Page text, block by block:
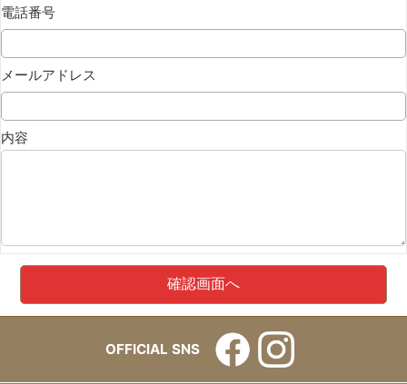
電話番号
メールアドレス
内容
OFFICIAL SNS